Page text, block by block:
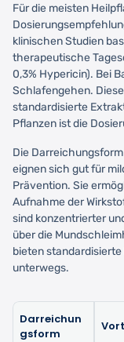
Für die meisten
klinischen Studien
therapeutische
0,3% Hypericin). Bei
Schlafengehen.
standardisierte
Pflanzen ist die
Die
eignen sich gut für
Prävention. Sie
Aufnahme der
sind konzentrierter
über die
bieten
unterwegs.
Darreichun
gsform